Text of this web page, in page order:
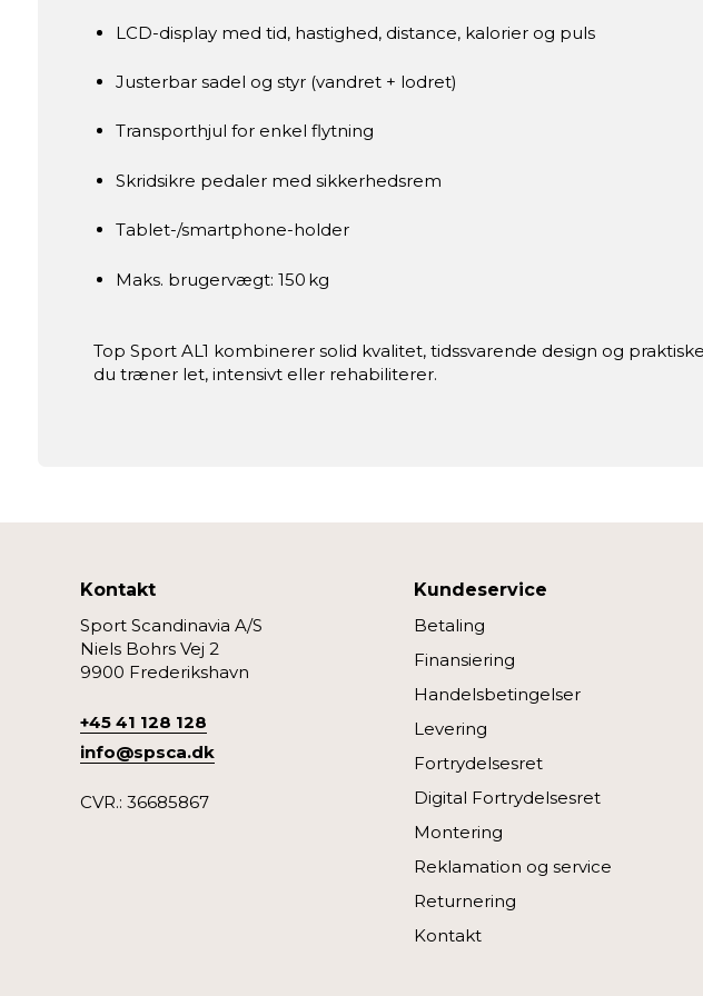
LCD-display med tid, hastighed, distance, kalorier og puls
Justerbar sadel og styr (vandret + lodret)
Transporthjul for enkel flytning
Skridsikre pedaler med sikkerhedsrem
Tablet-/smartphone-holder
Maks. brugervægt: 150 kg
Top Sport AL1 kombinerer solid kvalitet, tidssvarende design og
du træner let, intensivt eller rehabiliterer.
Kontakt
Sport Scandinavia A/S
Niels Bohrs Vej 2
9900 Frederikshavn
+45 41 128 128
info@spsca.dk
CVR.: 36685867
Kundeservice
Betaling
Finansiering
Handelsbetingelser
Levering
Fortrydelsesret
Digital Fortrydelsesret
Montering
Reklamation og service
Returnering
Kontakt